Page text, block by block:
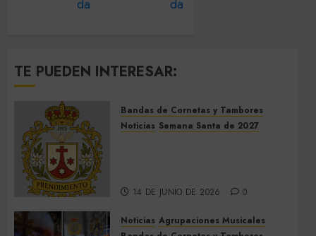
TE PUEDEN INTERESAR:
Bandas de Cornetas y Tambores
Noticias Semana Santa de 2027
14 DE JUNIO DE 2026 0
Noticias Agrupaciones Musicales